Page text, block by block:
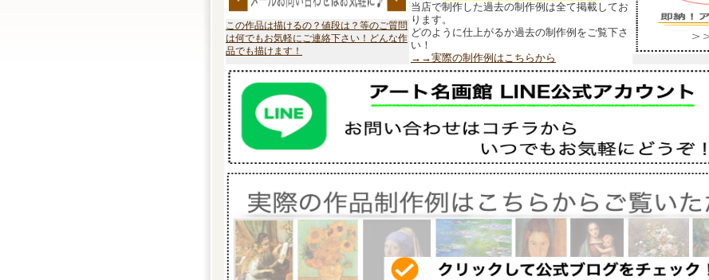
この作品は描けるの？値段は？等のご質問
は何でもお気軽にご連絡下さい！どんな作
品でも描けます！
当店で制作した過去の制作例は全て掲載してお
ります。
どのように仕上がるか過去の制作例をご覧下さ
い！
→→実際の制作例はこちらから